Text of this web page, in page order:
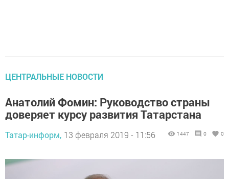
ЦЕНТРАЛЬНЫЕ НОВОСТИ
Анатолий Фомин: Руководство страны
доверяет курсу развития Татарстана
Татар-информ, 13 февраля 2019 - 11:56 1447 0 0